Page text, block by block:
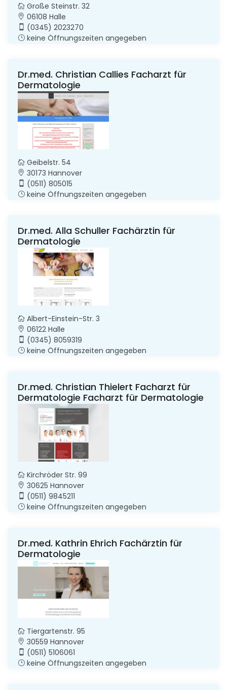
Große Steinstr. 32
06108 Halle
(0345) 2023270
keine Öffnungszeiten angegeben
Dr.med. Christian Callies Facharzt für
Dermatologie
Geibelstr. 54
30173 Hannover
(0511) 805015
keine Öffnungszeiten angegeben
Dr.med. Alla Schuller Fachärztin für
Dermatologie
Albert-Einstein-Str. 3
06122 Halle
(0345) 8059319
keine Öffnungszeiten angegeben
Dr.med. Christian Thielert Facharzt für
Dermatologie Facharzt für Dermatologie
Kirchröder Str. 99
30625 Hannover
(0511) 9845211
keine Öffnungszeiten angegeben
Dr.med. Kathrin Ehrich Fachärztin für
Dermatologie
Tiergartenstr. 95
30559 Hannover
(0511) 5106061
keine Öffnungszeiten angegeben